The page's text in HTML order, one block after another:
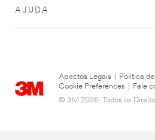
AJUDA
Apectos Legais Política
Cookie Preferences
Fale
© 3M 2026. Todos os